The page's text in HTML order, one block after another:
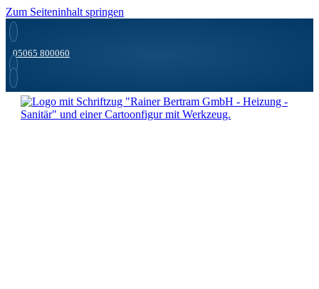
Zum Seiteninhalt springen
05065 800060